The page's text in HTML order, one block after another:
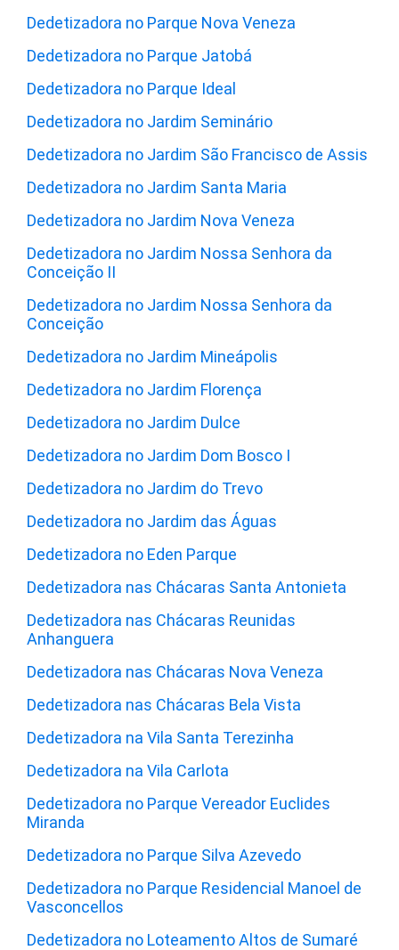
Dedetizadora no Parque Nova Veneza
Dedetizadora no Parque Jatobá
Dedetizadora no Parque Ideal
Dedetizadora no Jardim Seminário
Dedetizadora no Jardim São Francisco de Assis
Dedetizadora no Jardim Santa Maria
Dedetizadora no Jardim Nova Veneza
Dedetizadora no Jardim Nossa Senhora da
Conceição II
Dedetizadora no Jardim Nossa Senhora da
Conceição
Dedetizadora no Jardim Mineápolis
Dedetizadora no Jardim Florença
Dedetizadora no Jardim Dulce
Dedetizadora no Jardim Dom Bosco I
Dedetizadora no Jardim do Trevo
Dedetizadora no Jardim das Águas
Dedetizadora no Eden Parque
Dedetizadora nas Chácaras Santa Antonieta
Dedetizadora nas Chácaras Reunidas
Anhanguera
Dedetizadora nas Chácaras Nova Veneza
Dedetizadora nas Chácaras Bela Vista
Dedetizadora na Vila Santa Terezinha
Dedetizadora na Vila Carlota
Dedetizadora no Parque Vereador Euclides
Miranda
Dedetizadora no Parque Silva Azevedo
Dedetizadora no Parque Residencial Manoel de
Vasconcellos
Dedetizadora no Loteamento Altos de Sumaré